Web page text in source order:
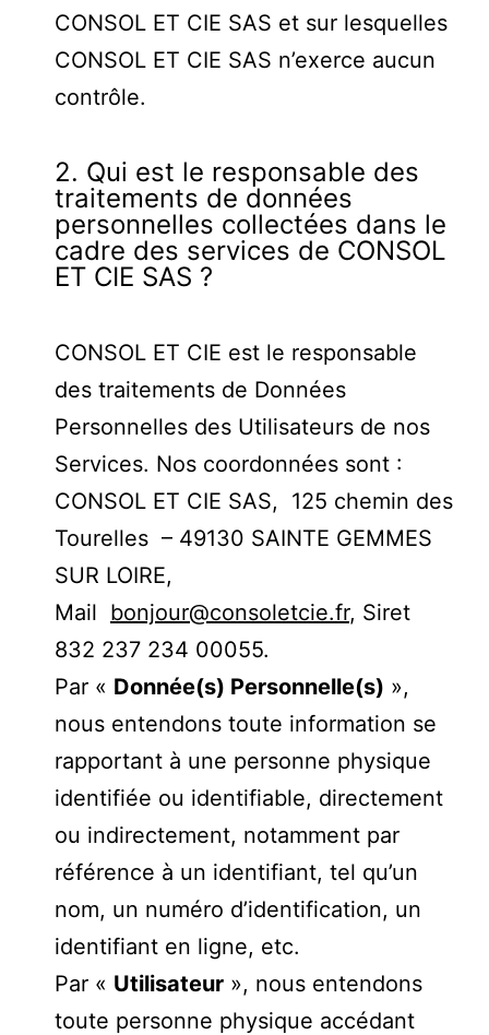
CONSOL ET CIE SAS et sur lesquelles
CONSOL ET CIE SAS n’exerce aucun
contrôle.
2. Qui est le responsable des
traitements de données
personnelles collectées dans le
cadre des services de CONSOL
ET CIE SAS ?
CONSOL ET CIE est le responsable
des traitements de Données
Personnelles des Utilisateurs de nos
Services. Nos coordonnées sont :
CONSOL ET CIE SAS, 125 chemin des
Tourelles – 49130 SAINTE GEMMES
SUR LOIRE,
Mail bonjour@consoletcie.fr, Siret
832 237 234 00055.
Par « Donnée(s) Personnelle(s) »,
nous entendons toute information se
rapportant à une personne physique
identifiée ou identifiable, directement
ou indirectement, notamment par
référence à un identifiant, tel qu’un
nom, un numéro d’identification, un
identifiant en ligne, etc.
Par « Utilisateur », nous entendons
toute personne physique accédant